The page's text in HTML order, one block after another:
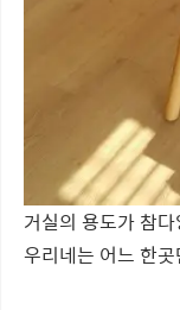
거실의 용도가 참
우리네는 어느 한